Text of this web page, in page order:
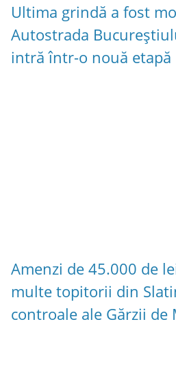
Ultima grindă a fost
Autostrada
intră într-o nouă etapă
Amenzi de 45.000 de
multe topitorii din
controale ale Gărzii de